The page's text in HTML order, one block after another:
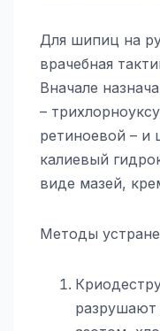
Для шипиц на
врачебная
Вначале
–
ретиноевой – и
калиевый
виде мазей,
Методы